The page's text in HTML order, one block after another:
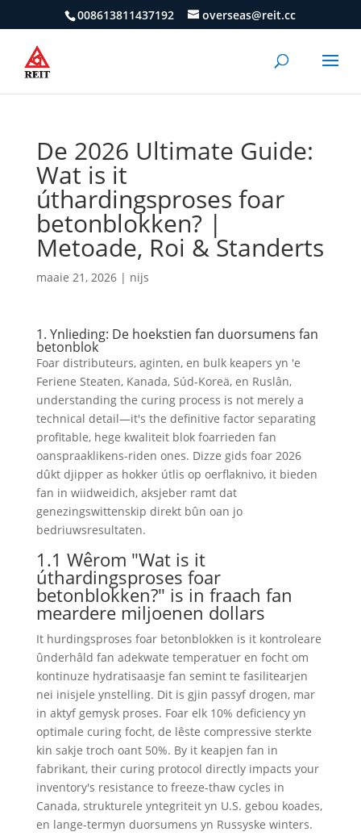
008613811437192 overseas@reit.cc
De 2026 Ultimate Guide:
Wat is it
úthardingsproses foar
betonblokken? |
Metoade, Roi & Standerts
maaie 21, 2026| nijs
1. Ynlieding: De hoekstien fan duorsumens fan
betonblok
Foar distributeurs, aginten, en bulk keapers yn 'e
Feriene Steaten, Kanada, Súd-Koreä, en Ruslân,
understanding the curing process is not merely a
technical detail—it's the definitive factor separating
profitable, hege kwaliteit blok foarrieden fan
oanspraaklikens-riden ones. Dizze gids foar 2026
dûkt djipper as hokker útlis op oerflaknivo, it bieden
fan in wiidweidich, aksjeber ramt dat
genezingswittenskip direkt bûn oan jo
bedriuwsresultaten.
1.1 Wêrom "Wat is it
úthardingsproses foar
betonblokken?" is in fraach fan
meardere miljoenen dollars
It hurdingsproses foar betonblokken is it kontroleare
ûnderhâld fan adekwate temperatuer en focht om
kontinuze hydratisaasje fan semint te fasilitearjen
nei inisjele ynstelling. Dit is gjin passyf drogen, mar
in aktyf gemysk proses. Foar elk 10% deficiency yn
optimale curing focht, de lêste compressive sterkte
kin sakje troch oant 50%. By it keapjen fan in
fabrikant, their curing protocol directly impacts your
inventory's resistance to freeze-thaw cycles in
Canada, strukturele yntegriteit yn U.S. gebou koades,
en lange-termyn duorsumens yn Russyske winters.